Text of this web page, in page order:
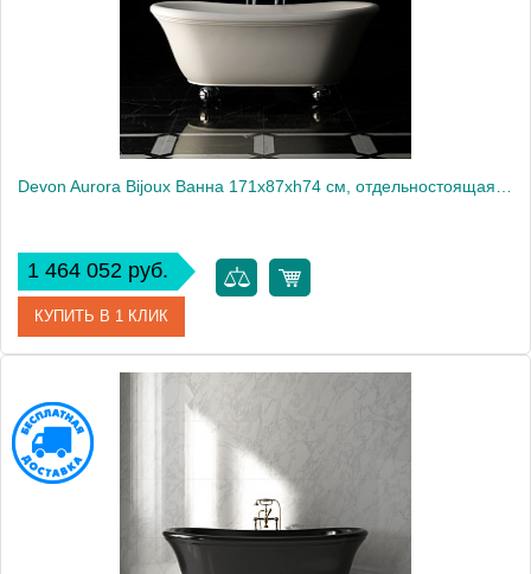
1 464 052 руб.
КУПИТЬ В 1 КЛИК
Артикул
Производитель